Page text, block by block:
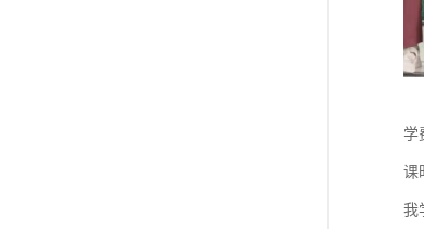
学
课
我